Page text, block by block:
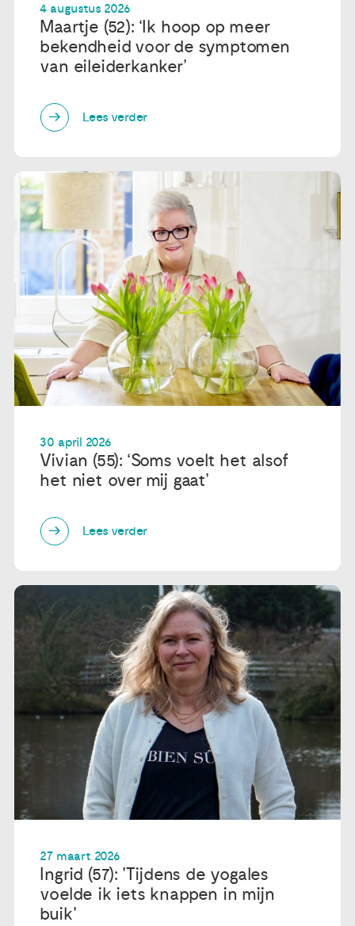
4 augustus 2026
Maartje (52): ‘Ik hoop op meer
bekendheid voor de symptomen
van eileiderkanker’
Lees verder
30 april 2026
Vivian (55): ‘Soms voelt het alsof
het niet over mij gaat’
Lees verder
27 maart 2026
Ingrid (57): 'Tijdens de yogales
voelde ik iets knappen in mijn
buik'